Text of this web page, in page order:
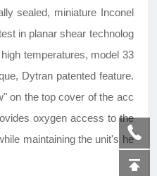
sealed, miniature Inconel
in planar shear technolog
temperatures, model 33
Dytran patented feature.
on the top cover of the acc
oxygen access to the
maintaining the unit's he